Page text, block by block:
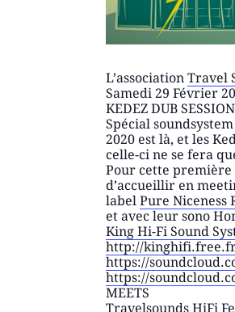
L’association Travel
Samedi 29 Février
KEDEZ DUB
Spécial
2020 est là, et les
celle-ci ne se fera
Pour cette première
d’accueillir en
label Pure Niceness
et avec leur sono
King Hi-Fi Sound
http://
https://
https://
MEETS
Travelsounds HiFi